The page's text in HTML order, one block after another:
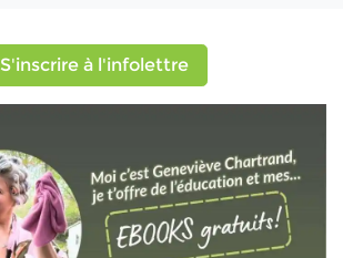
S'inscrire à l'infolettre